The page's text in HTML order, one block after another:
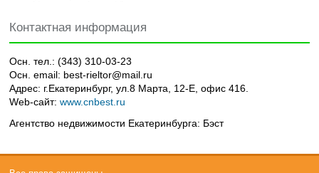
Контактная информация
Осн. тел.:(343) 310-03-23
Осн. email: best-rieltor@mail.ru
Адрес: г.Екатеринбург, ул.8 Марта, 12-Е, офис 416.
Web-сайт:www.cnbest.ru
Агентство недвижимости Екатеринбурга: Бэст